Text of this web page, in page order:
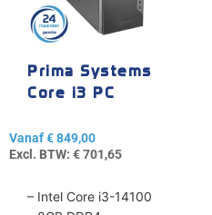
Prima Systems
Core i3 PC
Vanaf€849,00
Excl. BTW: €701,65
– Intel Core i3-14100
optie
worden
productpagina